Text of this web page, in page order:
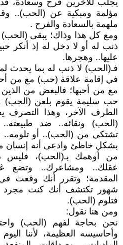
يجلب للآخرين فرح وسعادة،
مؤلمة ومبكية عن (الحب)..
ملهمة بالسعادة والفرح .
ومع كل هذا وذاك؛ يبقى (الحب)
ذنب له أو لا دخل له إذ أنكر
عليها.. وهجرها.
فـ(الحب) لا ذنب له بما
في إقامة علاقة (حب) مع من
مع من أحبها؛ فالبعض من
حب سليمة يقوم بلعن (الحب)
الطرف الآخر، وهذا التصرف
(الحب) ونقائه.. ضد طبيعته..
تشتكي من (الحب).. أو تلومه..
بشكل خاطئ وادعى أنه إنسان
من أوهمك بـ(الحب)،
عقلك.. ومشاعرك.. وتضع
المقدمة؛ وتقرر أنك وقعت
شهور تكتشف أنك كنت مجرد
فتلوم (الحب).
ومن هنا نقول:
نحن بحاجة لفهم (الحب)
وأحاسيسه العظيمة، لأننا